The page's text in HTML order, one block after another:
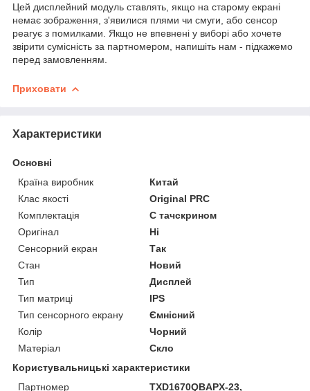
Цей дисплейний модуль ставлять, якщо на старому екрані
немає зображення, з'явилися плями чи смуги, або сенсор
реагує з помилками. Якщо не впевнені у виборі або хочете
звірити сумісність за партномером, напишіть нам - підкажемо
перед замовленням.
Приховати
Характеристики
Основні
Країна виробник
Китай
Клас якості
Original PRC
Комплектація
С тачскрином
Оригінал
Ні
Сенсорний екран
Так
Стан
Новий
Тип
Дисплей
Тип матриці
IPS
Тип сенсорного екрану
Ємнісний
Колір
Чорний
Матеріал
Скло
Користувальницькі характеристики
Партномер
TXD1670QBAPX-23,